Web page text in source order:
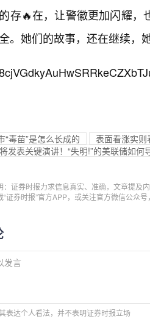
存🔥在，让警徽更加闪耀，
。她们的故事，还在继续，
“毒苗”是怎么长成的
表面看涨实
将发表关键演讲！“失明!”的美联储如何
：证券时报力求信息真实、准确，文章提及
“证券时报”官方APP，或关注官方微信公众
发言
表达个人看法，并不表明证券时报立场